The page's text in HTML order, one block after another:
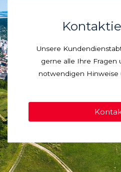
Unsere
gerne alle Ihre Fragen
notwendigen Hinweise